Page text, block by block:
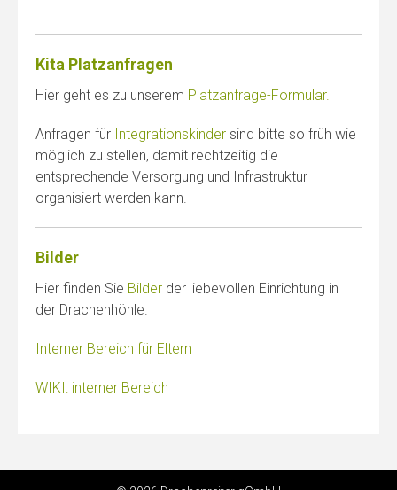
Kita Platzanfragen
Hier geht es zu unserem Platzanfrage-Formular.
Anfragen für Integrationskinder sind bitte so früh wie
möglich zu stellen, damit rechtzeitig die
entsprechende Versorgung und Infrastruktur
organisiert werden kann.
Bilder
Hier finden Sie Bilder der liebevollen Einrichtung in
der Drachenhöhle.
Interner Bereich für Eltern
WIKI: interner Bereich